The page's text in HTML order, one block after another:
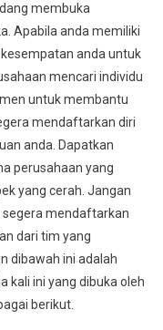
membuka
Apabila anda memiliki
anda untuk
mencari individu
untuk membantu
mendaftarkan diri
anda. Dapatkan
perusahaan yang
yang cerah. Jangan
mendaftarkan
dari tim yang
dibawah ini adalah
kali ini yang dibuka oleh
berikut.